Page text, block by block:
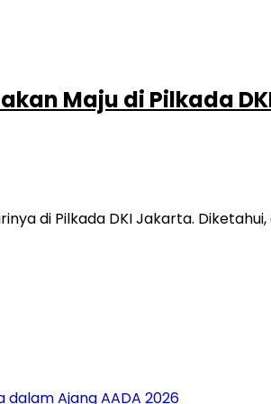
Maju di Pilkada
di Pilkada DKI Jakarta.
Ajang AADA 2026